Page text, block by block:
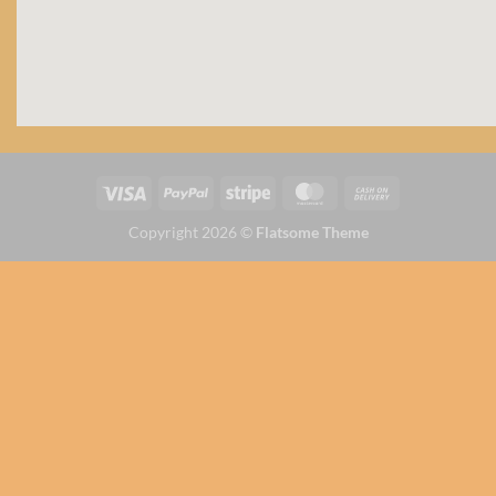
Copyright 2026 © Flatsome Theme